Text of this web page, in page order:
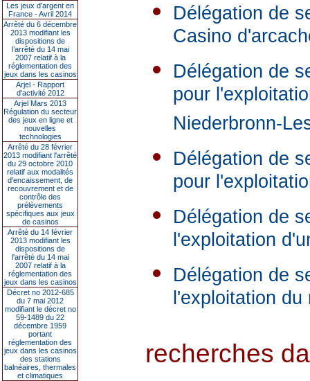
Les jeux d’argent en
France - Avril 2014
Arrêté du 6 décembre
2013 modifiant les
dispositions de
l’arrêté du 14 mai
2007 relatif à la
réglementation des
jeux dans les casinos
Arjel - Rapport
d'activité 2012
Arjel Mars 2013
Régulation du secteur
des jeux en ligne et
nouvelles
technologies
Arrêté du 28 février
2013 modifiant l'arrêté
du 29 octobre 2010
relatif aux modalités
d'encaissement, de
recouvrement et de
contrôle des
prélèvements
spécifiques aux jeux
de casinos
Arrêté du 14 février
2013 modifiant les
dispositions de
l'arrêté du 14 mai
2007 relatif à la
réglementation des
jeux dans les casinos
Décret no 2012-685
du 7 mai 2012
modifiant le décret no
59-1489 du 22
décembre 1959
portant
réglementation des
jeux dans les casinos
des stations
balnéaires, thermales
et climatiques
Délégation de
Casino
Délégation de
pour
Niederbronn-
Délégation de
pour
Délégation de
l'exploitation
Délégation de
l'exploitation
recherches